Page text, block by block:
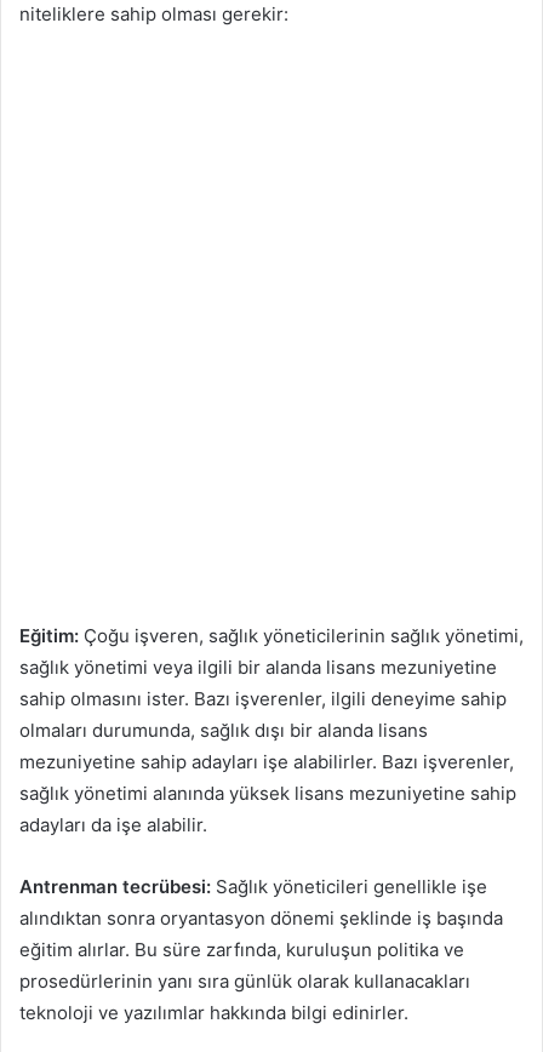
niteliklere sahip olması gerekir:
Eğitim: Çoğu işveren, sağlık yöneticilerinin sağlık yönetimi,
sağlık yönetimi veya ilgili bir alanda lisans mezuniyetine
sahip olmasını ister. Bazı işverenler, ilgili deneyime sahip
olmaları durumunda, sağlık dışı bir alanda lisans
mezuniyetine sahip adayları işe alabilirler. Bazı işverenler,
sağlık yönetimi alanında yüksek lisans mezuniyetine sahip
adayları da işe alabilir.
Antrenman tecrübesi: Sağlık yöneticileri genellikle işe
alındıktan sonra oryantasyon dönemi şeklinde iş başında
eğitim alırlar. Bu süre zarfında, kuruluşun politika ve
prosedürlerinin yanı sıra günlük olarak kullanacakları
teknoloji ve yazılımlar hakkında bilgi edinirler.